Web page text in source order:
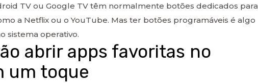
TV ou Google TV têm normalmente botões dedicados para
a Netflix ou o YouTube. Mas ter botões programáveis é algo
sistema operativo.
abrir apps favoritas no
um toque